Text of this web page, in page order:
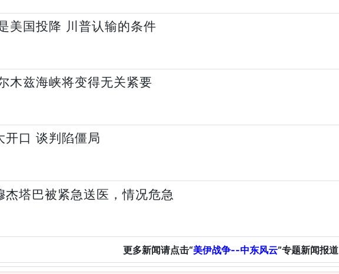
美国投降 川普认输的条件
木兹海峡将变得无关紧要
开口 谈判陷僵局
杰塔巴被紧急送医，情况危急
更多新闻请点击“美伊战争--中东风云”专题新闻报道